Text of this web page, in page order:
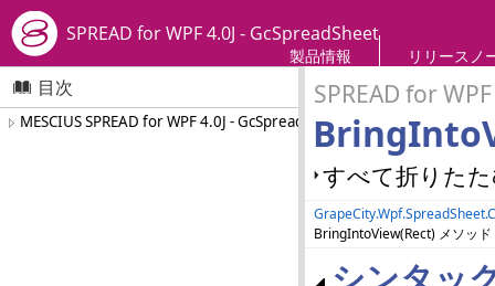
SPREAD for WPF 4.0J - GcSpreadSheet
製品情報 リリースノ